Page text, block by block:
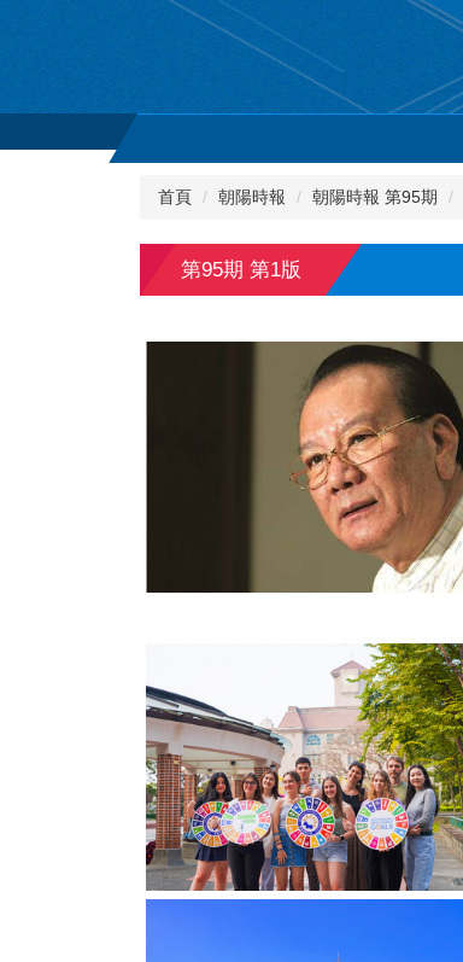
首頁 朝陽時報 朝陽時報 第95期
第95期 第1版